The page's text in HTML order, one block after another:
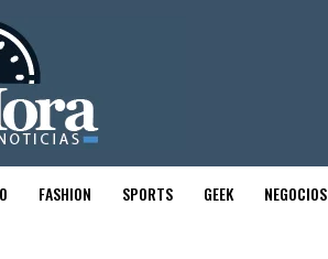
FASHION SPORTS GEEK NEGOCIOS